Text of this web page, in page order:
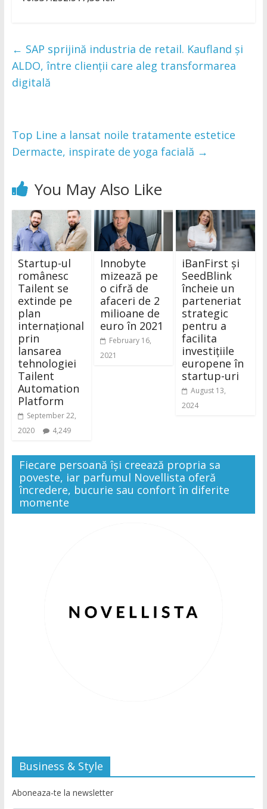
← SAP sprijină industria de retail. Kaufland și
ALDO, între clienții care aleg transformarea
digitală
Top Line a lansat noile tratamente estetice
Dermacte, inspirate de yoga facială →
You May Also Like
Startup-ul
românesc
Tailent se
extinde pe
plan
internațional
prin
lansarea
tehnologiei
Tailent
Automation
Platform
September 22,
2020
4,249
Innobyte
mizează pe
o cifră de
afaceri de 2
milioane de
euro în 2021
February 16,
2021
iBanFirst și
SeedBlink
încheie un
parteneriat
strategic
pentru a
facilita
investițiile
europene în
startup-uri
August 13,
2024
Fiecare persoană își creează propria sa
poveste, iar parfumul Novellista oferă
încredere, bucurie sau confort în diferite
momente
Business & Style
Aboneaza-te la newsletter